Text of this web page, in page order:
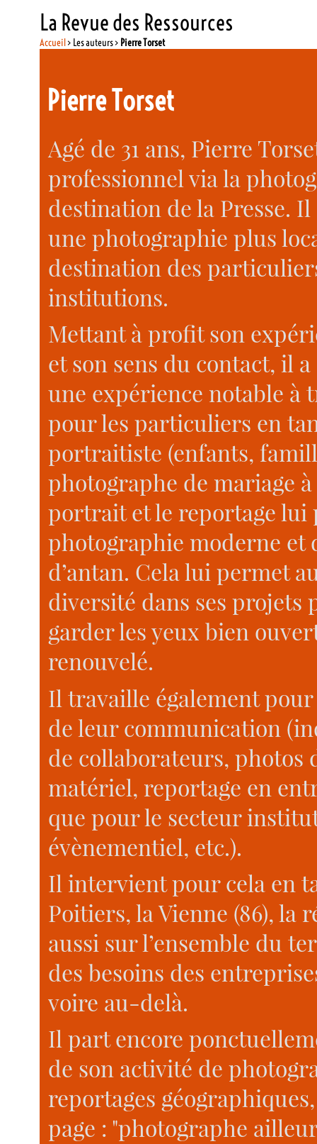
La Revue des Ressources
Accueil> Les auteurs > Pierre Torset
Pierre Torset
Agé de 31 ans, Pierre
professionnel via la
destination de la Presse.
une photographie plus
destination des
institutions.
Mettant à profit son
et son sens du contact, il
une expérience notable à
pour les particuliers en
portraitiste (enfants,
photographe de mariage
portrait et le reportage lui
photographie moderne et
d’antan. Cela lui permet
diversité dans ses projets
garder les yeux bien
renouvelé.
Il travaille également
de leur communication
de collaborateurs, photos
matériel, reportage en
que pour le secteur
évènementiel, etc.).
Il intervient pour cela en
Poitiers, la Vienne (86), la
aussi sur l’ensemble du
des besoins des
voire au-delà.
Il part encore
de son activité de
reportages
page : "photographe